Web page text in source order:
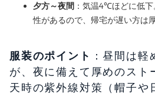
夕方～夜間 ：気温4℃ほどに低
性があるので、帰宅が遅い方は
服装のポイント ：昼間は
が、夜に備えて厚めのスト
天時の紫外線対策（帽子や